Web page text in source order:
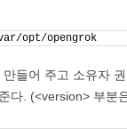
var/opt/opengrok
들어 주고 소유자
다. (<version> 부분